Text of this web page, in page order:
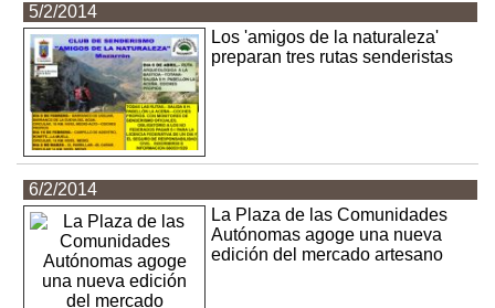
5/2/2014
Los 'amigos de la naturaleza'
preparan tres rutas senderistas
6/2/2014
La Plaza de las Comunidades
Autónomas agoge una nueva
edición del mercado artesano